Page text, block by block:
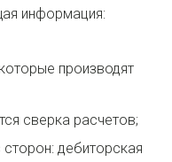
информация:
производят
сверка расчетов;
дебиторская